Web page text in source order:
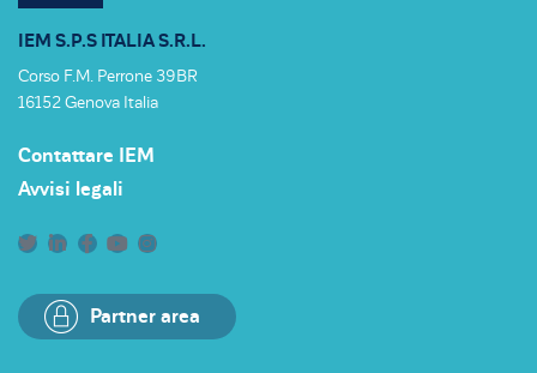
IEM S.P.S ITALIA S.R.L.
Corso F.M. Perrone 39BR
16152 Genova Italia
Contattare IEM
Avvisi legali
Partner area